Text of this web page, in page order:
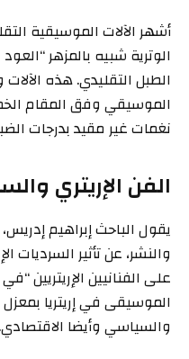
أشهر الآلات الموسيقية
الوترية شبيه بالمزهر “العود
الطبل التقليدي. هذه الآلات
الموسيقي وفق المقام
نغمات غير مقيد بدرجات
الفن الإريتري
يقول الباحث إبراهيم
والنشر، عن تأثير السرديات
على الفنانيين الإريتريين
الموسيقى في إريتريا
والسياسي وأيضا الاقتصادي.